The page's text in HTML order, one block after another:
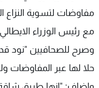
مفاوضات لتسوية النزاع
مع رئيس الوزراء
وصرح للصحافيين "نود
حلا لها عبر
الترددات
عن MTV
الإنـتـاج